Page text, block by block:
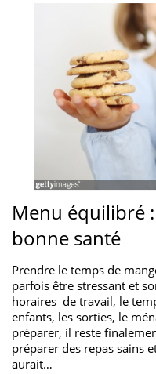
Menu équilibré
bonne santé
Prendre le temps de
parfois être stressant et
horaires de travail, le
enfants, les sorties, le
préparer, il reste
préparer des repas sains
aurait…